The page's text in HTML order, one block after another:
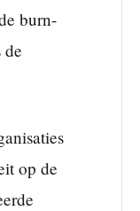
burn-
op de